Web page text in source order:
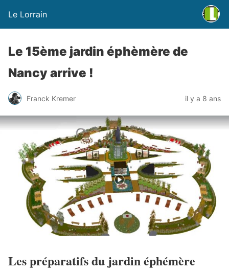
Le Lorrain
Le 15ème jardin éphèmère de
Nancy arrive !
Franck Kremer il y a 8 ans
Les préparatifs du jardin éphémère